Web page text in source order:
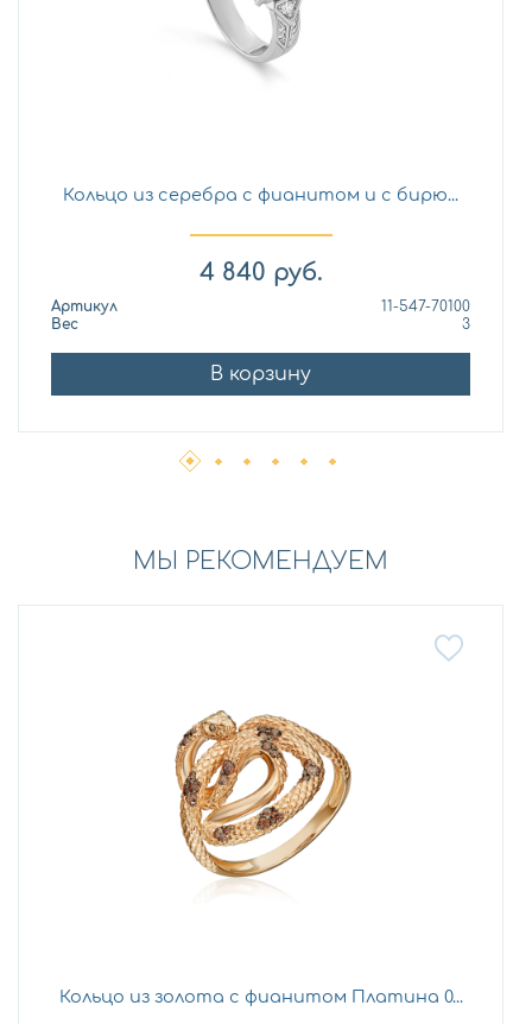
Кольцо из серебра с фианитом и с бирю...
4 840 руб.
Артикул
11-547-70100
Вес
3
В корзину
МЫ РЕКОМЕНДУЕМ
Кольцо из золота с фианитом Платина 0...